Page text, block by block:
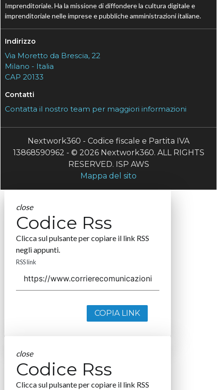
Imprenditoriale. Ha la missione di diffondere la cultura digitale e
imprenditoriale nelle imprese e pubbliche amministrazioni italiane.
Indirizzo
Via Moretto da Brescia, 22
Milano - Italia
CAP 20133
Contatti
Contatta il nostro team per maggiori informazioni
Nextwork360 - Codice fiscale e Partita IVA
13868590962 - © 2026 Nextwork360. ALL RIGHTS
RESERVED. ISP AWS
Mappa del sito
close
Codice Rss
Clicca sul pulsante per copiare il link RSS
negli appunti.
RSS link
COPIA LINK
close
Codice Rss
Clicca sul pulsante per copiare il link RSS